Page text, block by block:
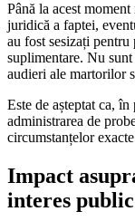
Până la acest
juridică a faptei,
au fost sesizați
suplimentare. Nu
audieri ale martorilor
Este de așteptat ca,
administrarea de
circumstanțelor
Impact
interes public